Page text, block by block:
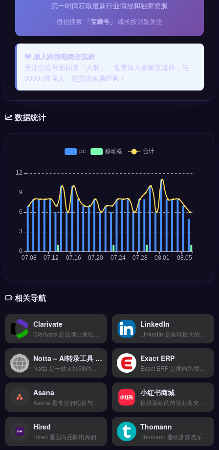
第一时间获取最新行业情报和独家资源
微信搜索 「宝藏号」 或长按识别关注
💬 加入跨境电商交流群
关注公众号后回复「入群」，免费加入卖家交流群，与
3000+跨境人一起交流实操经验！
数据统计
相关导航
Clarivate LinkedIn
Notta – AI转录工具 | 高返佣AI工具 Exact ERP
Asana 小红书商城
Hired Thomann